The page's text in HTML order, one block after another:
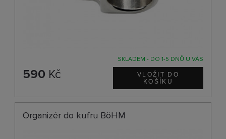
SKLADEM - DO 1-5 DNŮ U VÁS
590 Kč
Organizér do kufru BöHM